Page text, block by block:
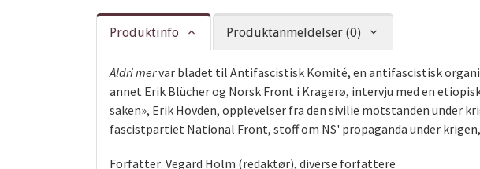
Produktinfo Produktanmeldelser (0)
Aldri mervar bladet til Antifascistisk Komité, en antifascistisk
annet Erik Blücher og Norsk Front i Kragerø, intervju med en
saken», Erik Hovden, opplevelser fra den sivilie motstanden under
fascistpartiet National Front, stoff om NS' propaganda under
Forfatter: Vegard Holm (redaktør), diverse forfattere